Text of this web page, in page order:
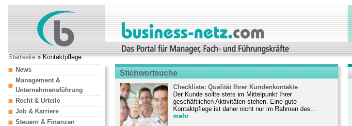
Startseite» Kontaktpflege
Stichwortsuche
Checkliste: Qualität Ihrer Kundenkontakte
Der Kunde sollte stets im Mittelpunkt Ihrer
geschäftlichen Aktivitäten stehen. Eine gute
Kontaktpflege ist daher nicht nur im Rahmen des...
mehr
News
Management &
Unternehmensführung
Recht & Urteile
Job & Karriere
Steuern & Finanzen